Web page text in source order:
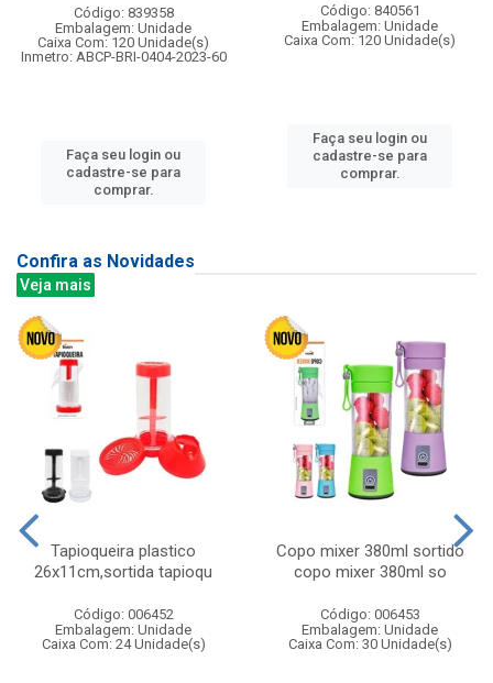
Código: 839358
Embalagem: Unidade
Caixa Com: 120 Unidade(s)
Inmetro: ABCP-BRI-0404-2023-60
Faça seu login ou
cadastre-se para
comprar.
Código: 840561
Embalagem: Unidade
Caixa Com: 120 Unidade(s)
Faça seu login ou
cadastre-se para
comprar.
Confira as Novidades
Veja mais
Tapioqueira plastico
26x11cm,sortida tapioqu
Código: 006452
Embalagem: Unidade
Caixa Com: 24 Unidade(s)
Copo mixer 380ml sortido
copo mixer 380ml so
Código: 006453
Embalagem: Unidade
Caixa Com: 30 Unidade(s)